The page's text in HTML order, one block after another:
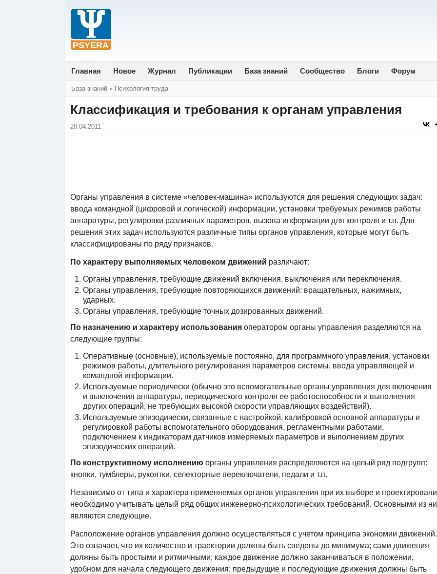
Главная Новое Журнал Публикации База знаний Сообщество Блоги Форум
Вы здесь
База знаний » Психология труда
Классификация и требования к органам управления
28.04.2011
Органы управления в системе «человек-машина» используются для решения следующих задач:
ввода командной (цифровой и логической) информации, установки требуемых режимов работы
аппаратуры, регулировки различных параметров, вызова информации для контроля и т.п. Для
решения этих задач используются различные типы органов управления, которые могут быть
классифицированы по ряду признаков.
По характеру выполняемых человеком движений различают:
Органы управления, требующие движений включения, выключения или переключения.
Органы управления, требующие повторяющихся движений: вращательных, нажимных,
ударных.
Органы управления, требующие точных дозированных движений.
По назначению и характеру использования оператором органы управления разделяются на
следующие группы:
Оперативные (основные), используемые постоянно, для программного управления, установки
режимов работы, длительного регулирования параметров системы, ввода управляющей и
командной информации.
Используемые периодически (обычно это вспомогательные органы управления для включения
и выключения аппаратуры, периодического контроля ее работоспособности и выполнения
других операций, не требующих высокой скорости управляющих воздействий).
Используемые эпизодически, связанные с настройкой, калибровкой основной аппаратуры и
регулировкой работы вспомогательного оборудования, регламентными работами,
подключением к индикаторам датчиков измеряемых параметров и выполнением других
эпизодических операций.
По конструктивному исполнению органы управления распределяются на целый ряд подгрупп:
кнопки, тумблеры, рукоятки, селекторные переключатели, педали и т.п.
Независимо от типа и характера применяемых органов управления при их выборе и
необходимо учитывать целый ряд общих инженерно-психологических требований. Основными из
являются следующие.
Расположение органов управления должно осуществляться с учетом принципа экономии движений.
Это означает, что их количество и траектории должны быть сведены до минимума; сами движения
должны быть простыми и ритмичными; каждое движение должно заканчиваться в положении,
удобном для начала следующего движения; предыдущие и последующие движения должны быть